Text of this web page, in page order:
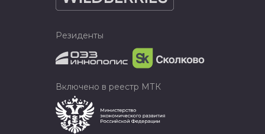
Резиденты
Включено в реестр МТК